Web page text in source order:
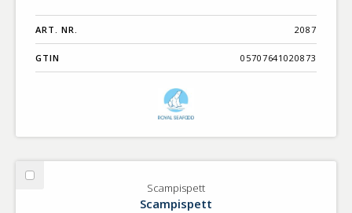
ART. NR. 2087
GTIN 05707641020873
Välj
Scampispett
Scampispett